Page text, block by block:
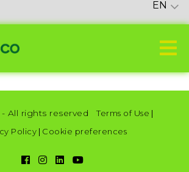
EN
All rights reserved Terms of Use |
Policy | Cookie preferences